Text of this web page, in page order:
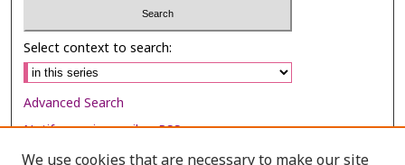
Select context to search:
Advanced Search
Notify me via email orRSS
We use cookies that are necessary to make our site